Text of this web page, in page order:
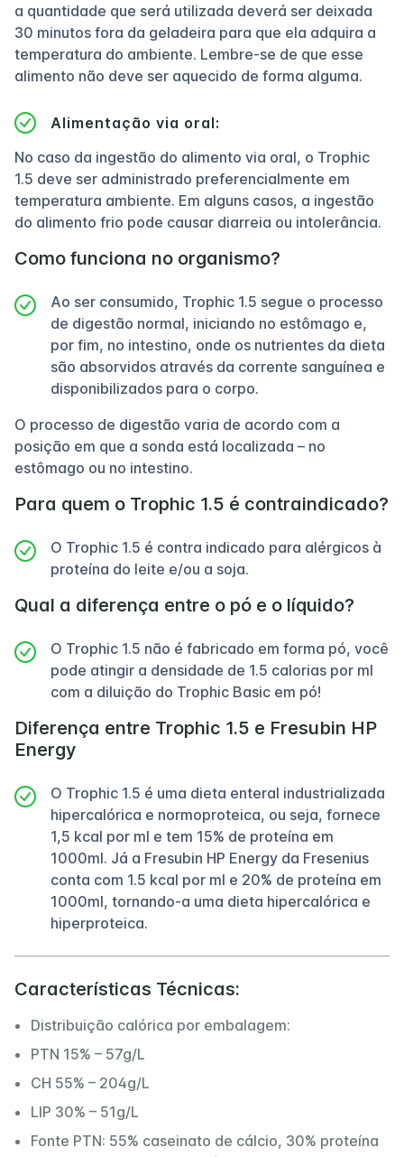
a quantidade que será utilizada deverá ser deixada
30 minutos fora da geladeira para que ela adquira a
temperatura do ambiente. Lembre-se de que esse
alimento não deve ser aquecido de forma alguma.
Alimentação via oral:
No caso da ingestão do alimento via oral, o Trophic
1.5 deve ser administrado preferencialmente em
temperatura ambiente. Em alguns casos, a ingestão
do alimento frio pode causar diarreia ou intolerância.
Como funciona no organismo?
Ao ser consumido, Trophic 1.5 segue o processo
de digestão normal, iniciando no estômago e,
por fim, no intestino, onde os nutrientes da dieta
são absorvidos através da corrente sanguínea e
disponibilizados para o corpo.
O processo de digestão varia de acordo com a
posição em que a sonda está localizada – no
estômago ou no intestino.
Para quem o Trophic 1.5 é contraindicado?
O Trophic 1.5 é contra indicado para alérgicos à
proteína do leite e/ou a soja.
Qual a diferença entre o pó e o líquido?
O Trophic 1.5 não é fabricado em forma pó, você
pode atingir a densidade de 1.5 calorias por ml
com a diluição do Trophic Basic em pó!
Diferença entre Trophic 1.5 e Fresubin HP
Energy
O Trophic 1.5 é uma dieta enteral industrializada
hipercalórica e normoproteica, ou seja, fornece
1,5 kcal por ml e tem 15% de proteína em
1000ml. Já a Fresubin HP Energy da Fresenius
conta com 1.5 kcal por ml e 20% de proteína em
1000ml, tornando-a uma dieta hipercalórica e
hiperproteica.
Características Técnicas:
Distribuição calórica por embalagem:
PTN 15% – 57g/L
CH 55% – 204g/L
LIP 30% – 51g/L
Fonte PTN: 55% caseinato de cálcio, 30% proteína